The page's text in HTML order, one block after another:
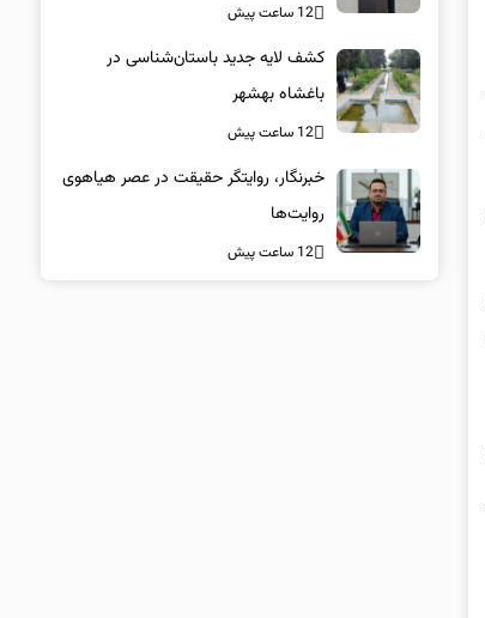
12 ساعت پیش
کشف لایه جدید باستان‌شناسی در
باغشاه بهشهر
12 ساعت پیش
خبرنگار، روایتگر حقیقت در عصر هیاهوی
روایت‌ها
12 ساعت پیش